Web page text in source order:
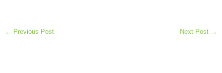
← Previous Post Next Post →